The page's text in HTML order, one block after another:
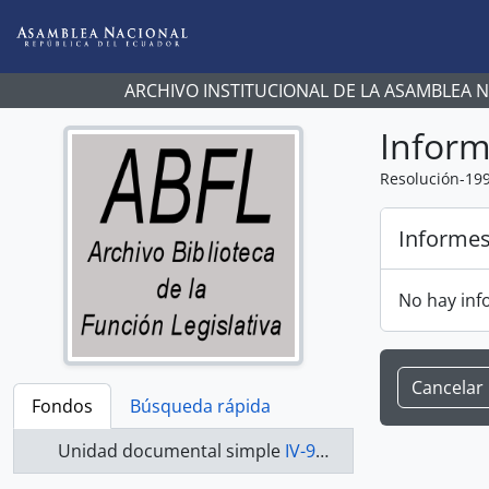
ARCHIVO INSTITUCIONAL DE LA ASAMBLEA
Fondos
Búsqueda rápida
Unidad documental simple IV-91-017-R - Resolución-1991-1992
Resolución-
Informes
No hay
Cancelar